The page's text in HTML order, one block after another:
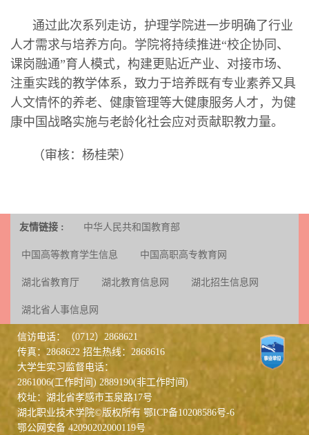
通过此次系列走访，护理学院进一步明确了行业
人才需求与培养方向。学院将持续推进“校企协同、
课岗融通”育人模式，构建更贴近产业、对接市场、
注重实践的教学体系，致力于培养既有专业素养又具
人文情怀的养老、健康管理等大健康服务人才，为健
康中国战略实施与老龄化社会应对贡献职教力量。
（审核：杨桂荣）
友情链接 : 中华人民共和国教育部
中国高等教育学生信息 中国高职高专教育网
湖北省教育厅 湖北教育信息网 湖北招生信息网
湖北省人事信息网
信访电话：（0712）2868621
传真：2868622 招生热线：2868616
大学生实习监督电话：
2861006(工作时间) 2889190(非工作时间)
校址：湖北省孝感市玉泉路17号
湖北职业技术学院©版权所有 鄂ICP备10208586号-6
鄂公网安备 42090202000119号